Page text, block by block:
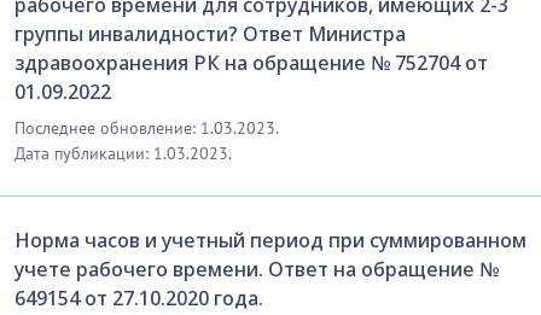
группы инвалидности? Ответ Министра
здравоохранения РК на обращение № 752704 от
01.09.2022
Последнее обновление: 1.03.2023.
Дата публикации: 1.03.2023.
Норма часов и учетный период при суммированном
учете рабочего времени. Ответ на обращение №
649154 от 27.10.2020 года.